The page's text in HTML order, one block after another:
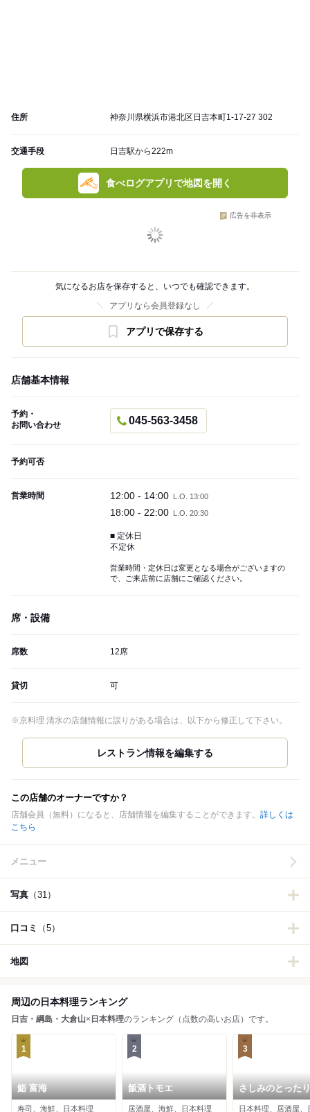
住所 神奈川県横浜市港北区日吉本町1-17-27 302
交通手段 日吉駅から222m
食べログアプリで地図を開く
広告を非表示
気になるお店を保存すると、いつでも確認できます。
アプリなら会員登録なし
アプリで保存する
店舗基本情報
予約・
お問い合わせ
045-563-3458
予約可否
営業時間 12:00 - 14:00 L.O. 13:00
18:00 - 22:00 L.O. 20:30
■ 定休日
不定休
営業時間・定休日は変更となる場合がございますの
で、ご来店前に店舗にご確認ください。
席・設備
席数 12席
貸切 可
※京料理 清水の店舗情報に誤りがある場合は、以下から修正して下さい。
この店舗のオーナーですか？
店舗会員（無料）になると、店舗情報を編集することができます。 詳しくは
こちら
メニュー
写真 （31）
口コミ （5）
地図
周辺の日本料理ランキング
日吉・綱島・大倉山× 日本料理のランキング（点数の高いお店）です。
1
鮨 富海
寿司、海鮮、日本料理
2
飯酒トモエ
居酒屋、海鮮、日本料理
3
さしみのとったり